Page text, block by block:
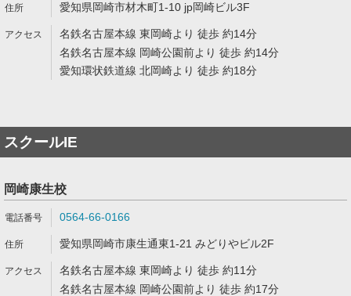
愛知県岡崎市材木町1-10 jp岡崎ビル3F
名鉄名古屋本線 東岡崎より 徒歩 約14分
名鉄名古屋本線 岡崎公園前より 徒歩 約14分
愛知環状鉄道線 北岡崎より 徒歩 約18分
スクールIE
岡崎康生校
0564-66-0166
愛知県岡崎市康生通東1-21 みどりやビル2F
名鉄名古屋本線 東岡崎より 徒歩 約11分
名鉄名古屋本線 岡崎公園前より 徒歩 約17分